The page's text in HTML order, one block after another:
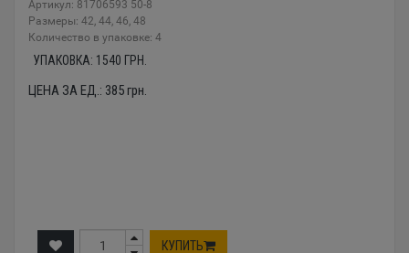
Артикул: 81706593 50-8
Размеры: 42, 44, 46, 48
Количество в упаковке: 4
УПАКОВКА: 1540 ГРН.
ЦЕНА ЗА ЕД.: 385грн.
КУПИТЬ